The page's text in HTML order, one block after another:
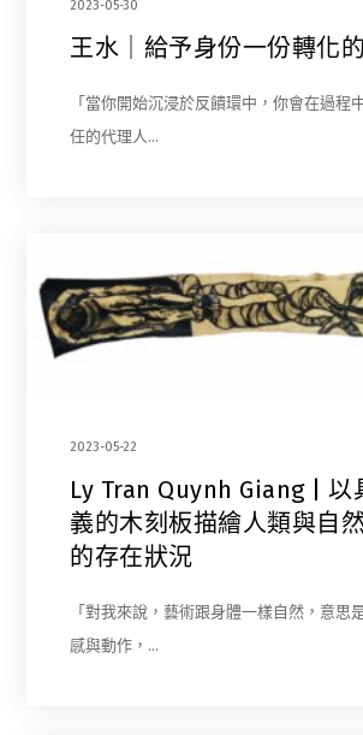
2023-05-30
王水｜給予身份一份轉化
「當你開始沉浸於反饋環中，你會在過程
任的代理人…
2023-05-22
Ly Tran Quynh Giang | 以
義的木刻板描繪人類與自
的存在狀況
「對我來說，藝術跟身體一樣自然，意思
感與動作，…